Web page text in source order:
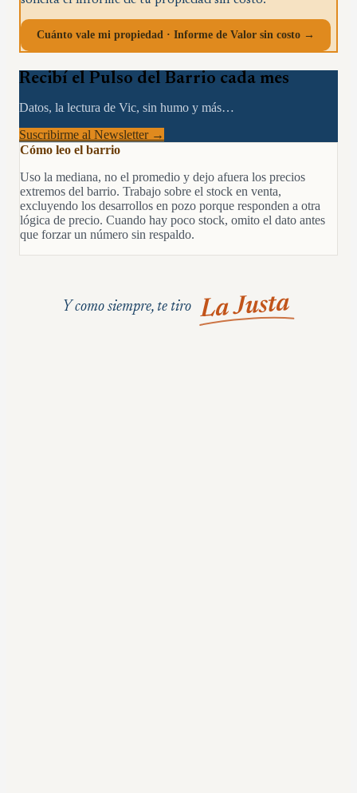
Cuánto vale mi propiedad · Informe de Valor sin costo →
Recibí el Pulso del Barrio cada mes
Datos, la lectura de Vic, sin humo y más…
Suscribirme al Newsletter →
Cómo leo el barrio
Uso la mediana, no el promedio y dejo afuera los precios
extremos del barrio. Trabajo sobre el stock en venta,
excluyendo los desarrollos en pozo porque responden a otra
lógica de precio. Cuando hay poco stock, omito el dato antes
que forzar un número sin respaldo.
Y como siempre, te tiro La Justa